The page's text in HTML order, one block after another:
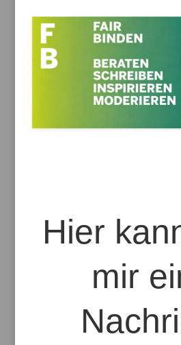
Hier
mir